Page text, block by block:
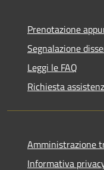
Prenotazione
Segnalazione
Leggi le FAQ
Richiesta
Amministrazione
Informativa